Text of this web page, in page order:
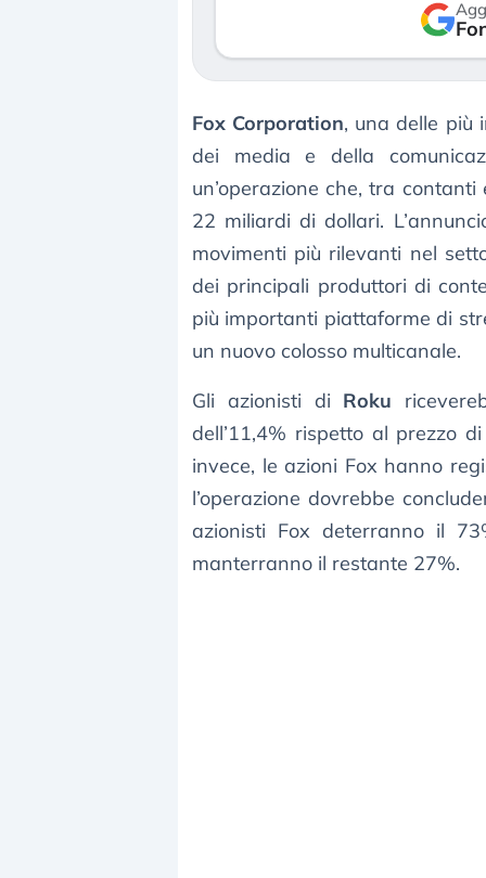
Fox Corporation, una delle più
dei media e della
un’operazione che, tra
22 miliardi di dollari.
movimenti più rilevanti nel
dei principali produttori di
più importanti piattaforme di
un nuovo colosso multicanale.
Gli azionisti di Roku
dell’11,4% rispetto al prezzo
invece, le azioni Fox hanno
l’operazione dovrebbe
azionisti Fox deterranno il
manterranno il restante 27%.